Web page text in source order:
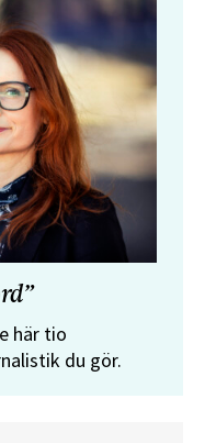
här tio
du gör.